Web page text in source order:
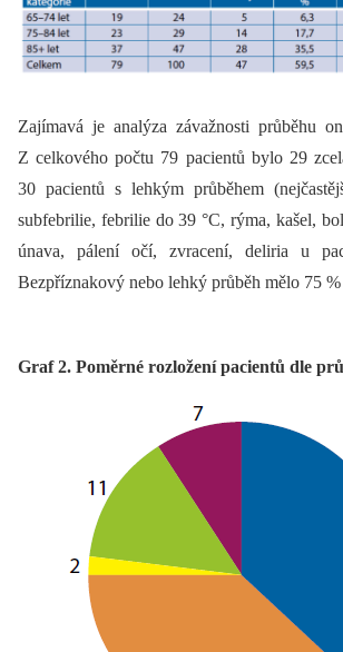
Zajímavá je analýza závažnosti průběhu
Z celkového počtu 79 pacientů bylo 29
30 pacientů s lehkým průběhem
subfebrilie, febrilie do 39 °C, rýma, kašel,
únava, pálení očí, zvracení, deliria u
Bezpříznakový nebo lehký průběh mělo 75 %
Graf 2. Poměrné rozložení pacientů dle